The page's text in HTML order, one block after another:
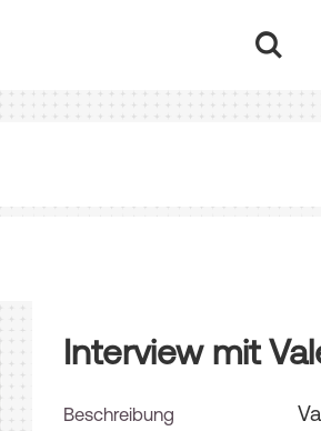
Interview mit
Beschreibung